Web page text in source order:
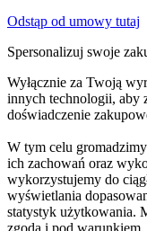
Odstąp od umowy tutaj
Spersonalizuj swoje
Wyłącznie za Twoją
innych technologii, aby
doświadczenie
W tym celu
ich zachowań oraz
wykorzystujemy do
wyświetlania
statystyk użytkowania.